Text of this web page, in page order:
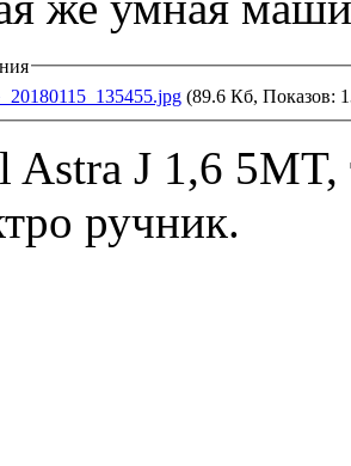
(89.6 Кб, Показов:
Astra J 1,6
ручник.